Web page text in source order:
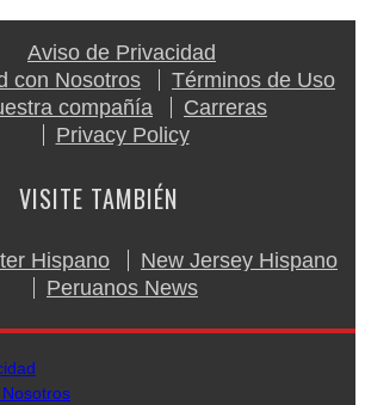
Aviso de Privacidad
con Nosotros
Términos de Uso
compañía
Carreras
Privacy Policy
VISITE TAMBIÉN
Hispano
New Jersey Hispano
Peruanos News